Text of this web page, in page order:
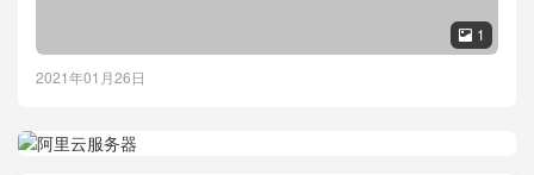
 1
2021年01月26日